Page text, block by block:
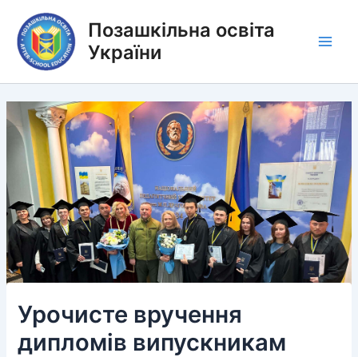
вмісту
Позашкільна освіта
України
Урочисте вручення
дипломів випускникам